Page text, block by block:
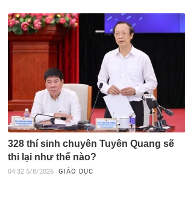
328 thí sinh chuyên Tuyên Quang sẽ
thi lại như thế nào?
04:32 5/8/2026 GIÁO DỤC